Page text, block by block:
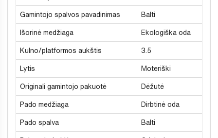
Gamintojo spalvos pavadinimas Balti
Išorinė medžiaga Ekologiška oda
Kulno/platformos aukštis 3.5
Lytis Moteriški
Originali gamintojo pakuotė Dėžutė
Pado medžiaga Dirbtinė oda
Pado spalva Balti